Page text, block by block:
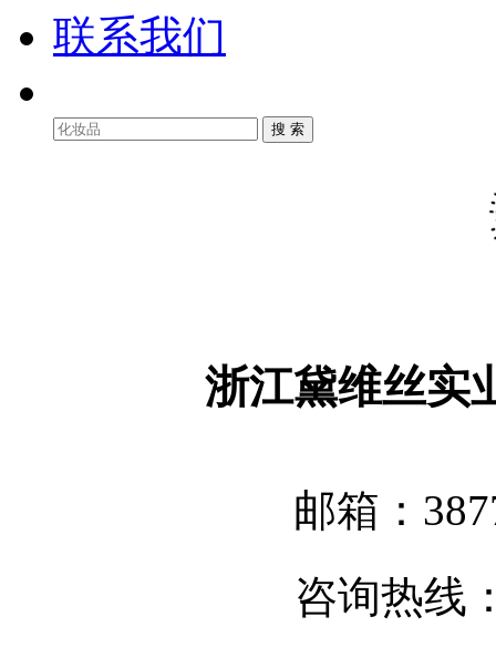
联系我们
浙江黛维丝实
邮箱：
咨询热线